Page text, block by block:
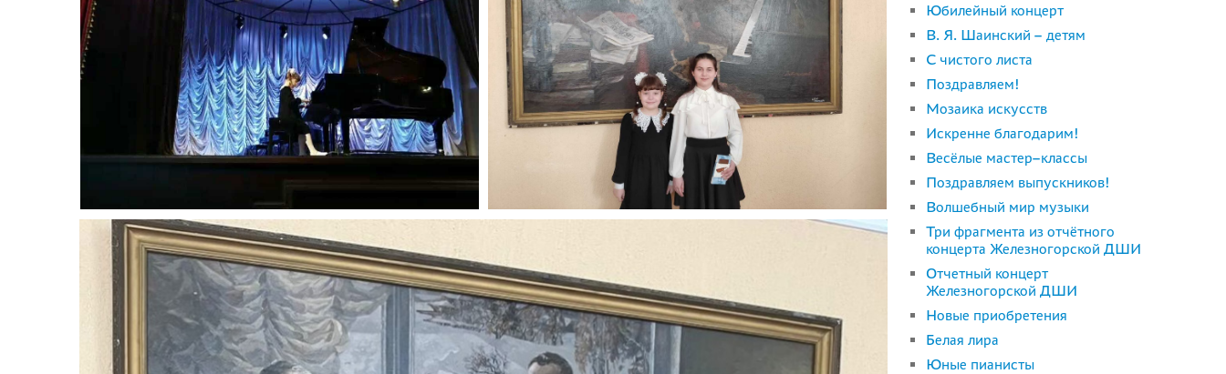
Юбилейный концерт
В. Я. Шаинский – детям
С чистого листа
Поздравляем!
Мозаика искусств
Искренне благодарим!
Весёлые мастер–классы
Поздравляем выпускников!
Волшебный мир музыки
Три фрагмента из отчётного
концерта Железногорской ДШИ
Отчетный концерт
Железногорской ДШИ
Новые приобретения
Белая лира
Юные пианисты